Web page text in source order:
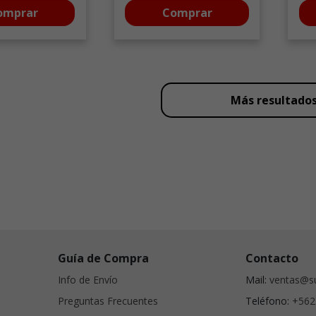
Comprar
Más
Guía de Compra
Info de Envío
Preguntas Frecuentes
Contacto
Mail:
Teléfono: